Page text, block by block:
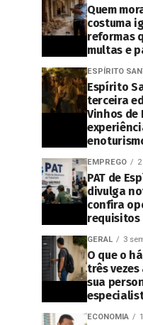
Quem
costuma
reformas
multas e
ESPÍRITO
Espírito
terceira
Vinhos de
EMPREGO
PAT de
divulga
confira
requisitos
GERAL 3
O que o
três
sua
ECONOMIA